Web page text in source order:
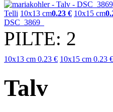
Telli 10x13 cm0.23 € 10x15 cm
DSC_3869
PILTE: 2
10x13 cm 0.23 € 10x15 cm 0.23 €
Talv